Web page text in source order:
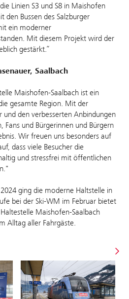
Linien S3 und S8 in Maishofen
Bussen des Salzburger
ein moderner
Mit diesem Projekt wird der
gestärkt.“
Saalbach
Maishofen-Saalbach ist ein
gesamte Region. Mit der
den verbesserten Anbindungen
Fans und Bürgerinnen und Bürgern
Wir freuen uns besonders auf
dass viele Besucher die
und stressfrei mit öffentlichen
ging die moderne Haltstelle in
bei der Ski-WM im Februar bietet
Maishofen-Saalbach
Alltag aller Fahrgäste.